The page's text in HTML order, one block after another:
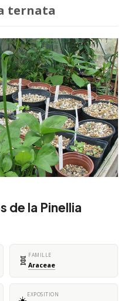
ternata
de la Pinellia
🧬 FAMILLE
Araceae
EXPOSITION